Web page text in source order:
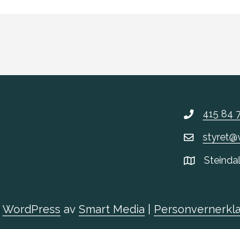
415 84
WordPress av Smart Media